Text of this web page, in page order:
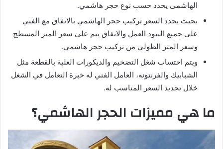
الهاشمى يحدد حسب نوع حجر هاشمي.
بحيث يحدد السعر تركيب حجر الهاشمي بالاتفاق مع الفني
على جميع البنود العمل والاتفاق يتم على سعر المتر المسطح
وسعر المتر الطولي من تركيب حجر هاشمي.
ويتم احتساب شغل التضخيم والديكورات العلية بالقطعة مثل
الشبابيك والفرنتونه، العامل الفني له خبرة التعامل في الشغل
خلال تحديد السعر المناسب له.
ما هي مميزات الحجر الهاشمي؟